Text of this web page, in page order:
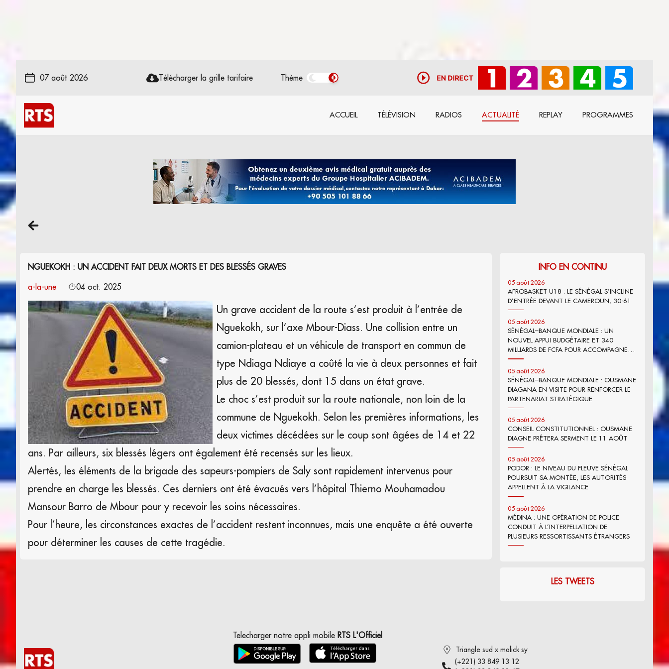
07 août 2026 Télécharger la grille tarifaire Thème
ACCUEIL TÉLÉVISION RADIOS ACTUALITÉ REPLAY PROGRAMMES
NGUEKOKH : UN ACCIDENT FAIT DEUX MORTS ET DES BLESSÉS GRAVES
a-la-une
04 oct. 2025
Un grave accident de la route s’est produit à l’entrée de
Nguekokh, sur l’axe Mbour-Diass. Une collision entre un
camion-plateau et un véhicule de transport en commun de
type Ndiaga Ndiaye a coûté la vie à deux personnes et fait
plus de 20 blessés, dont 15 dans un état grave.
Le choc s’est produit sur la route nationale, non loin de la
commune de Nguekokh. Selon les premières informations, les
deux victimes décédées sur le coup sont âgées de 14 et 22
ans. Par ailleurs, six blessés légers ont également été recensés sur les lieux.
Alertés, les éléments de la brigade des sapeurs-pompiers de Saly sont rapidement intervenus pour
prendre en charge les blessés. Ces derniers ont été évacués vers l’hôpital Thierno Mouhamadou
Mansour Barro de Mbour pour y recevoir les soins nécessaires.
Pour l’heure, les circonstances exactes de l’accident restent inconnues, mais une enquête a été ouverte
pour déterminer les causes de cette tragédie.
INFO EN CONTINU
05 août 2026
AFROBASKET U18 : LE SÉNÉGAL S’INCLINE
D’ENTRÉE DEVANT LE CAMEROUN, 30-61
05 août 2026
SÉNÉGAL–BANQUE MONDIALE : UN
NOUVEL APPUI BUDGÉTAIRE ET 340
MILLIARDS DE FCFA POUR ACCOMPAGNER
LES RÉFORMES
05 août 2026
SÉNÉGAL–BANQUE MONDIALE : OUSMANE
DIAGANA EN VISITE POUR RENFORCER LE
PARTENARIAT STRATÉGIQUE
05 août 2026
CONSEIL CONSTITUTIONNEL : OUSMANE
DIAGNE PRÊTERA SERMENT LE 11 AOÛT
05 août 2026
PODOR : LE NIVEAU DU FLEUVE SÉNÉGAL
POURSUIT SA MONTÉE, LES AUTORITÉS
APPELLENT À LA VIGILANCE
05 août 2026
MÉDINA : UNE OPÉRATION DE POLICE
CONDUIT À L’INTERPELLATION DE
PLUSIEURS RESSORTISSANTS ÉTRANGERS
LES TWEETS
Telecharger notre appli mobile RTS L'Officiel
Triangle sud x malick sy
(+221) 33 849 13 12